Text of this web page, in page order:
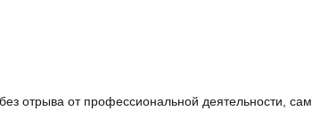
отрыва от профессиональной деятельности,